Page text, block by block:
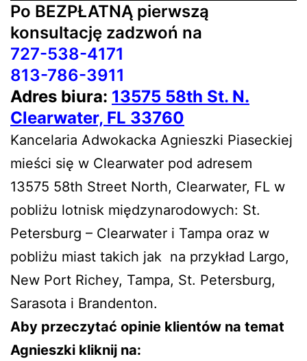
Po BEZPŁATNĄ pierwszą
konsultację zadzwoń na
727-538-4171
813-786-3911
Adres biura: 13575 58th St. N.
Clearwater, FL 33760
Kancelaria Adwokacka Agnieszki Piaseckiej
mieści się w Clearwater pod adresem
13575 58th Street North, Clearwater, FL w
pobliżu lotnisk międzynarodowych: St.
Petersburg – Clearwater i Tampa oraz w
pobliżu miast takich jak na przykład Largo,
New Port Richey, Tampa, St. Petersburg,
Sarasota i Brandenton.
Aby przeczytać opinie klientów na temat
Agnieszki kliknij na: